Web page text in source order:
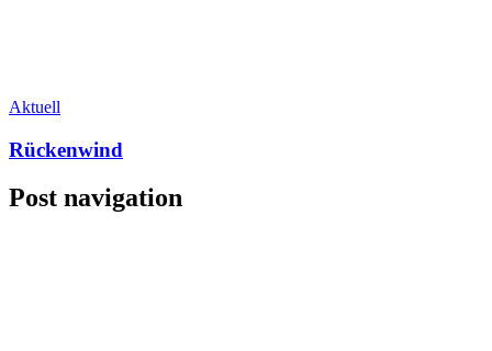
Aktuell
Rückenwind
Post navigation